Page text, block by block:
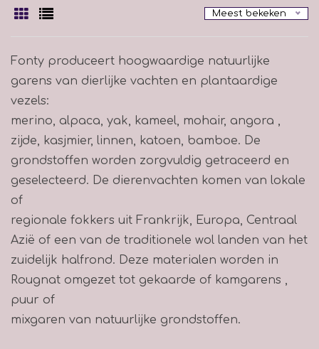
Meest bekeken
Fonty produceert hoogwaardige natuurlijke
garens van dierlijke vachten en plantaardige
vezels:
merino, alpaca, yak, kameel, mohair, angora ,
zijde, kasjmier, linnen, katoen, bamboe. De
grondstoffen worden zorgvuldig getraceerd en
geselecteerd. De dierenvachten komen van lokale
of
regionale fokkers uit Frankrijk, Europa, Centraal
Azië of een van de traditionele wol landen van het
zuidelijk halfrond. Deze materialen worden in
Rougnat omgezet tot gekaarde of kamgarens ,
puur of
mixgaren van natuurlijke grondstoffen.